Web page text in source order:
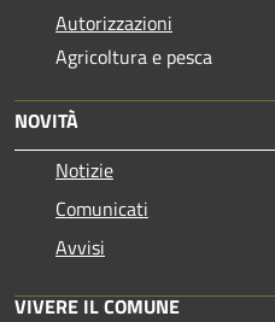
Autorizzazioni
Agricoltura e pesca
NOVITÀ
Notizie
Comunicati
Avvisi
VIVERE IL COMUNE